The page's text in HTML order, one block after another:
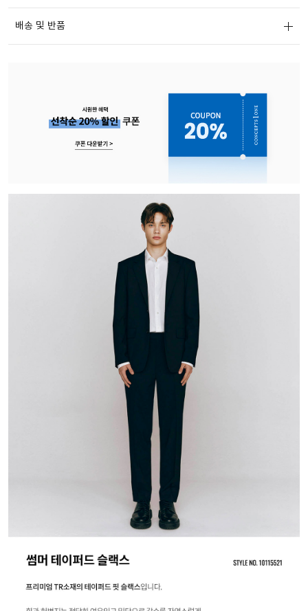
배송 및 반품